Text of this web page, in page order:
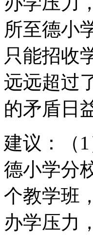
所至德小
只能招收
远远超过
的矛盾日
建议：（
德小学分
个教学班
办学压力